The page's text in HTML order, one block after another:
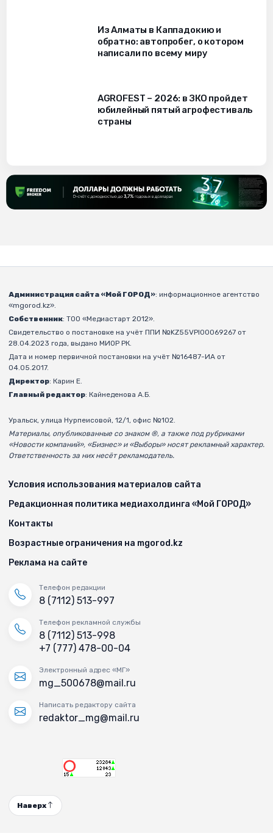
Из Алматы в Каппадокию и
обратно: автопробег, о котором
написали по всему миру
AGROFEST – 2026: в ЗКО пройдет
юбилейный пятый агрофестиваль
страны
Администрация сайта «Мой ГОРОД»: информационное агентство
«mgorod.kz».
Собственник: ТОО «Медиастарт 2012».
Свидетельство о постановке на учёт ППИ №KZ55VPI00069267 от
28.04.2023 года, выдано МИОР РК.
Дата и номер первичной постановки на учёт №16487-ИА от
04.05.2017.
Директор: Карин Е.
Главный редактор: Кайнеденова А.Б.
Уральск, улица Нурпеисовой, 12/1, офис №102.
Материалы, опубликованные со знаком ®, а также под рубриками
«Новости компаний», «Бизнес» и «Выборы» носят рекламный характер.
Ответственность за них несёт рекламодатель.
Условия использования материалов сайта
Редакционная политика медиахолдинга «Мой ГОРОД»
Контакты
Возрастные ограничения на mgorod.kz
Реклама на сайте
Телефон редакции
8 (7112) 513-997
Телефон рекламной службы
8 (7112) 513-998
+7 (777) 478-00-04
Электронный адрес «МГ»
mg_500678@mail.ru
Написать редактору сайта
redaktor_mg@mail.ru
Наверх